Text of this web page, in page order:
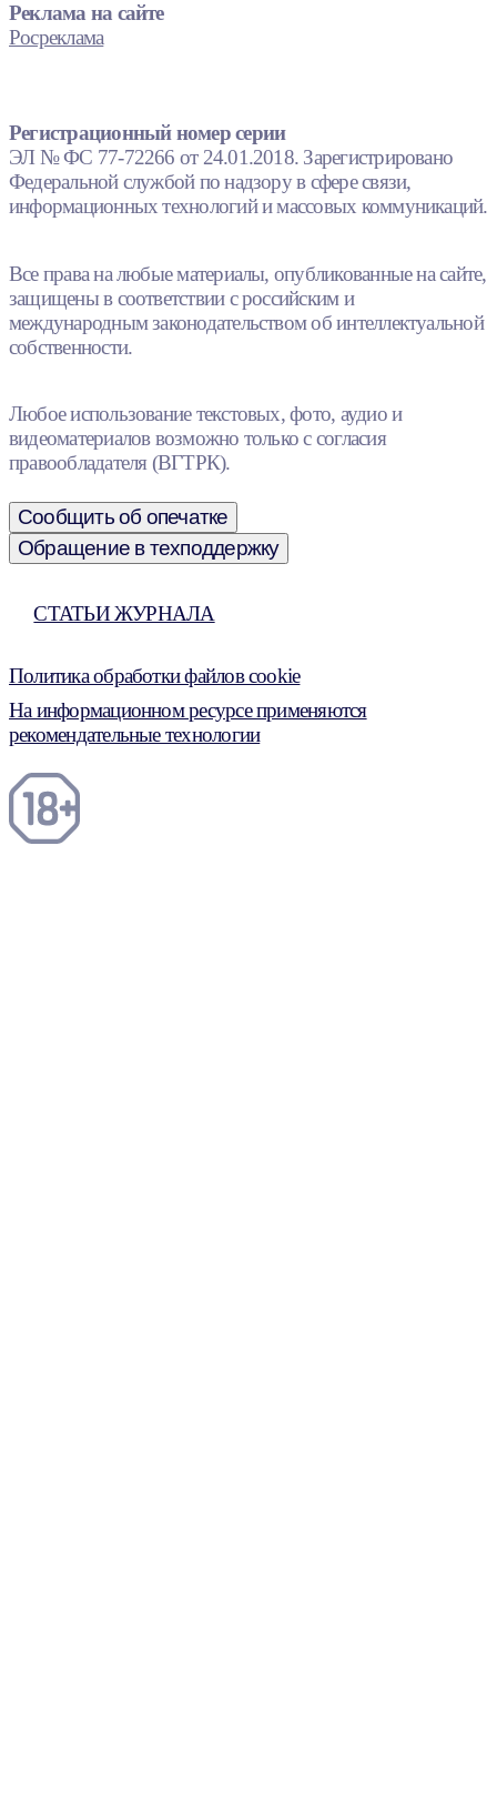
Реклама на сайте
Росреклама
Регистрационный номер серии
ЭЛ № ФС 77-72266 от 24.01.2018. Зарегистрировано
Федеральной службой по надзору в сфере связи,
информационных технологий и массовых коммуникаций.
Все права на любые материалы, опубликованные на сайте,
защищены в соответствии с российским и
международным законодательством об интеллектуальной
собственности.
Любое использование текстовых, фото, аудио и
видеоматериалов возможно только с согласия
правообладателя (ВГТРК).
Сообщить об опечатке
Обращение в техподдержку
СТАТЬИ ЖУРНАЛА
Политика обработки файлов cookie
На информационном ресурсе применяются
рекомендательные технологии